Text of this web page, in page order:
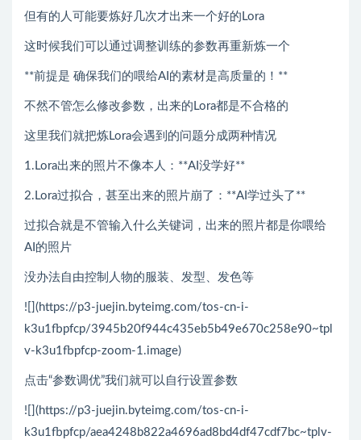
但有的人可能要炼好几次才出来一个好的Lora
这时候我们可以通过调整训练的参数再重新炼一个
**前提是 确保我们的喂给AI的素材是高质量的！**
不然不管怎么修改参数，出来的Lora都是不合格的
这里我们就把炼Lora会遇到的问题分成两种情况
1.Lora出来的照片不像本人：**AI没学好**
2.Lora过拟合，甚至出来的照片崩了：**AI学过头了**
过拟合就是不管输入什么关键词，出来的照片都是你喂给
AI的照片
没办法自由控制人物的服装、发型、发色等
![](https://p3-juejin.byteimg.com/tos-cn-i-
k3u1fbpfcp/3945b20f944c435eb5b49e670c258e90~tpl
v-k3u1fbpfcp-zoom-1.image)
点击“参数调优”我们就可以自行设置参数
![](https://p3-juejin.byteimg.com/tos-cn-i-
k3u1fbpfcp/aea4248b822a4696ad8bd4df47cdf7bc~tplv-